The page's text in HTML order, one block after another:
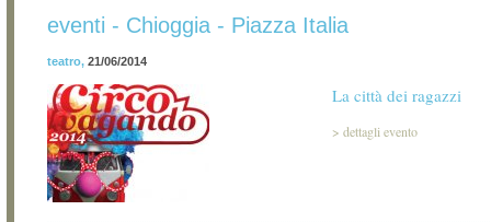
eventi - Chioggia - Piazza Italia
teatro, 21/06/2014
La città dei ragazzi
> dettagli evento